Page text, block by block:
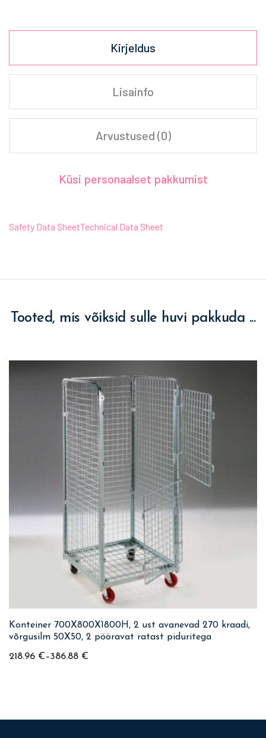
Kirjeldus
Lisainfo
Arvustused (0)
Küsi personaalset pakkumist
Safety Data SheetTechnical Data Sheet
Tooted, mis võiksid sulle huvi pakkuda ...
Konteiner 700X800X1800H, 2 ust avanevad 270 kraadi,
võrgusilm 50X50, 2 pööravat ratast piduritega
218.96 €–386.88 €